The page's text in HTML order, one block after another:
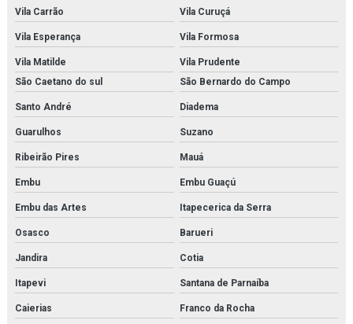
Modelo anatômico do sistema digestório
Modelo anatômico médico em são paulo
Modelo anatômico médico em sp
Modelo anatômico médico orçamento
Modelo anatômico médico para faculdades
Modelo anatômico para faculdades
Modelo anatômico para fins didáticos
Modelo molecular
Vila Carrão Vila Curuçá
Vila Esperança Vila Formosa
Vila Matilde
Vila Prudente
São Caetano do sul
São Bernardo do Campo
Santo André Diadema
Guarulhos Suzano
Ribeirão Pires Mauá
Embu Embu Guaçú
Embu das Artes Itapecerica da Serra
Osasco Barueri
Jandira Cotia
Itapevi Santana de Parnaíba
Caierias Franco da Rocha